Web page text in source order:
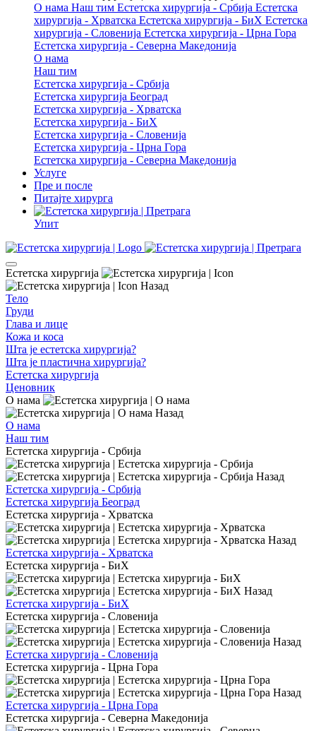
О нама Наш тим Естетска хирургија - Србија Естетска
хирургија - Хрватска Естетска хирургија - БиХ Естетска
хирургија - Словенија Естетска хирургија - Црна Гора
Естетска хирургија - Северна Македонија
О нама
Наш тим
Естетска хирургија - Србија
Естетска хирургија Београд
Естетска хирургија - Хрватска
Естетска хирургија - БиХ
Естетска хирургија - Словенија
Естетска хирургија - Црна Гора
Естетска хирургија - Северна Македонија
Услуге
Пре и после
Питајте хирурга
Упит
Естетска хирургија
Назад
Тело
Груди
Глава и лице
Кожа и коса
Шта је естетска хирургија?
Шта је пластична хирургија?
Естетска хирургија
Ценовник
О нама
Назад
О нама
Наш тим
Естетска хирургија - Србија
Назад
Естетска хирургија - Србија
Естетска хирургија Београд
Естетска хирургија - Хрватска
Назад
Естетска хирургија - Хрватска
Естетска хирургија - БиХ
Назад
Естетска хирургија - БиХ
Естетска хирургија - Словенија
Назад
Естетска хирургија - Словенија
Естетска хирургија - Црна Гора
Назад
Естетска хирургија - Црна Гора
Естетска хирургија - Северна Македонија